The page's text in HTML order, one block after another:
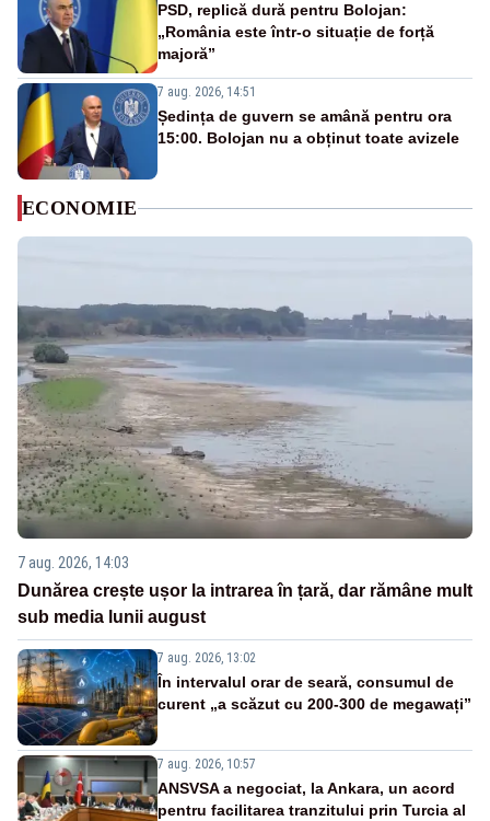
PSD, replică dură pentru Bolojan:
„România este într-o situație de forță
majoră”
7 aug. 2026, 14:51
Ședința de guvern se amână pentru ora
15:00. Bolojan nu a obținut toate avizele
ECONOMIE
7 aug. 2026, 14:03
Dunărea crește ușor la intrarea în țară, dar rămâne mult
sub media lunii august
7 aug. 2026, 13:02
În intervalul orar de seară, consumul de
curent „a scăzut cu 200-300 de megawați”
7 aug. 2026, 10:57
ANSVSA a negociat, la Ankara, un acord
pentru facilitarea tranzitului prin Turcia al